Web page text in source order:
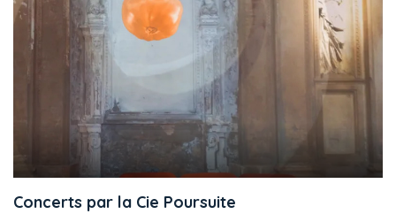
Concerts par la Cie Poursuite